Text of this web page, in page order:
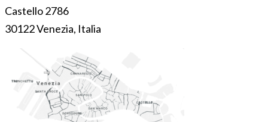
Castello 2786
30122 Venezia, Italia